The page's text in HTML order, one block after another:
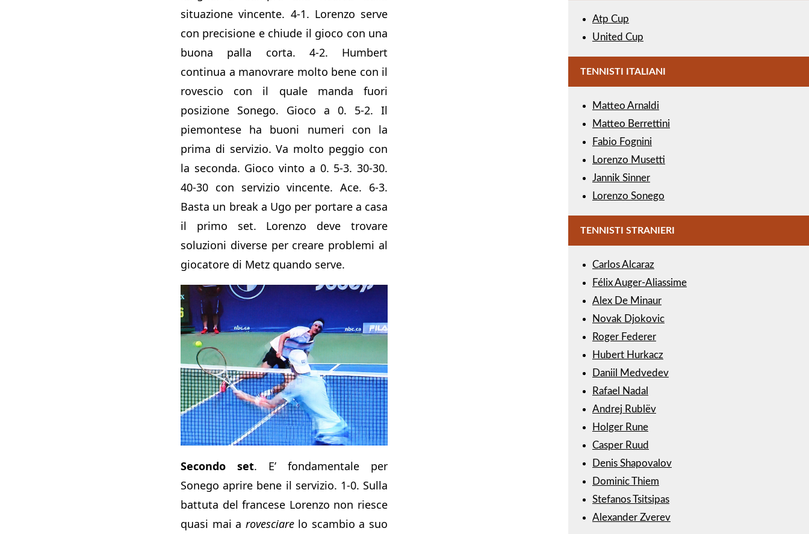
situazione vincente. 4-1. Lorenzo serve
con precisione e chiude il gioco con una
buona palla corta. 4-2. Humbert
continua a manovrare molto bene con il
rovescio con il quale manda fuori
posizione Sonego. Gioco a 0. 5-2. Il
piemontese ha buoni numeri con la
prima di servizio. Va molto peggio con
la seconda. Gioco vinto a 0. 5-3. 30-30.
40-30 con servizio vincente. Ace. 6-3.
Basta un break a Ugo per portare a casa
il primo set. Lorenzo deve trovare
soluzioni diverse per creare problemi al
giocatore di Metz quando serve.
Secondo set. E’ fondamentale per
Sonego aprire bene il servizio. 1-0. Sulla
battuta del francese Lorenzo non riesce
quasi mai a rovesciarelo scambio a suo
Atp Cup
United Cup
TENNISTI ITALIANI
Matteo Arnaldi
Matteo Berrettini
Fabio Fognini
Lorenzo Musetti
Jannik Sinner
Lorenzo Sonego
TENNISTI STRANIERI
Carlos Alcaraz
Félix Auger-Aliassime
Alex De Minaur
Novak Djokovic
Roger Federer
Hubert Hurkacz
Daniil Medvedev
Rafael Nadal
Andrej Rublëv
Holger Rune
Casper Ruud
Denis Shapovalov
Dominic Thiem
Stefanos Tsitsipas
Alexander Zverev